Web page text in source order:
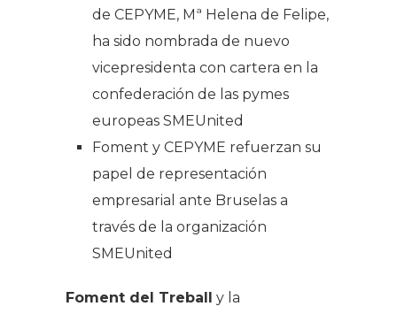
de CEPYME, Mª Helena de Felipe,
ha sido nombrada de nuevo
vicepresidenta con cartera en la
confederación de las pymes
europeas SMEUnited
Foment y CEPYME refuerzan su
papel de representación
empresarial ante Bruselas a
través de la organización
SMEUnited
Foment del Treball y la